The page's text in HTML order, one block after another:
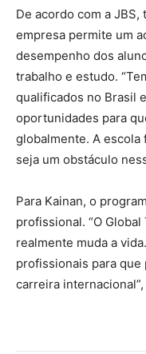
De acordo com a
empresa permite um
desempenho dos
trabalho e estudo.
qualificados no Brasil
oportunidades para
globalmente. A escola
seja um obstáculo
Para Kainan, o
profissional. “O
realmente muda a
profissionais para
carreira